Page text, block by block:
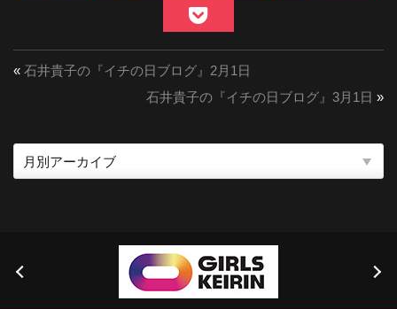
« 石井貴子の『イチの日ブログ』2月1日
石井貴子の『イチの日ブログ』3月1日 »